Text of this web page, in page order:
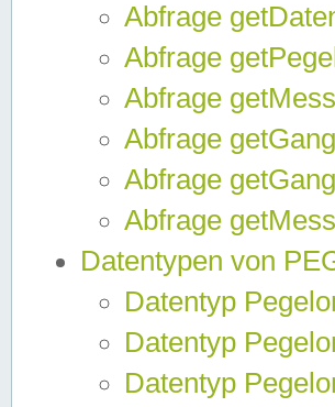
Abfrage
Abfrage
Abfrage
Abfrage
Abfrage
Abfrage
Datentypen von
Datentyp
Datentyp
Datentyp